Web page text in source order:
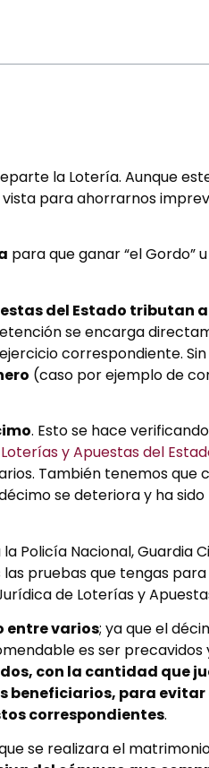
la Lotería. Aunque
para ahorrarnos
para que ganar “el Gordo”
del Estado tributan
se encarga
correspondiente.
(caso por ejemplo de
. Esto se hace
Loterías y Apuestas del
También tenemos que
se deteriora y ha
Policía Nacional, Guardia
pruebas que tengas
de Loterías y
entre varios; ya que el
es ser precavidos
con la cantidad que
beneficiarios, para evitar
correspondientes.
se realizara el